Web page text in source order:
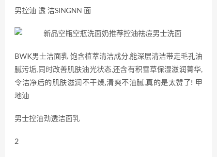
男控油 透 洁SINGNN 面
BWK男士洁面乳 饱含植萃清洁成分,能深层清洁带走毛孔油
腻污垢,同时改善肌肤油光状态,还含有积雪草保湿滋润菁华,
令洁净后的肌肤滋润不干燥,清爽不油腻,真的是太赞了! 甲
地油
男士控油劲透洁面乳
2